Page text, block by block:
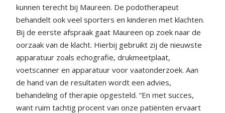
kunnen terecht bij Maureen. De podotherapeut
behandelt ook veel sporters en kinderen met klachten.
Bij de eerste afspraak gaat Maureen op zoek naar de
oorzaak van de klacht. Hierbij gebruikt zij de nieuwste
apparatuur zoals echografie, drukmeetplaat,
voetscanner en apparatuur voor vaatonderzoek. Aan
de hand van de resultaten wordt een advies,
behandeling of therapie opgesteld. “En met succes,
want ruim tachtig procent van onze patiënten ervaart